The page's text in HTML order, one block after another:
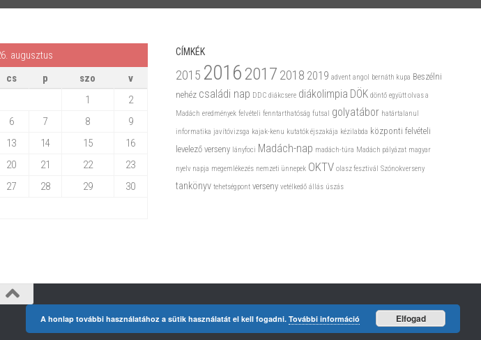
augusztus
cs p szo
v
1
2
6 7 8
9
13 14 15
16
20 21 22
23
27 28 29
30
CÍMKÉK
2015 20162017 2018 2019 advent angol bernáth kupa Beszélni
nehéz családi nap DDC diákcsere diákolimpia DÖK döntő együtt olvas a
Madách eredmények felvételi fenntarthatóság futsal golyatábor határtalanul
informatika javítóvizsga kajak-kenu kutatók éjszakája kézilabda központi felvételi
levelező verseny lányfoci Madách-nap madách-túra Madách pályázat magyar
nyelv napja megemlékezés nemzeti ünnepek OKTV olasz fesztivál Szónokverseny
tankönyv tehetségpont verseny vetélkedő állás úszás
A honlap további használatához a sütik használatát el kell fogadni. További információ Elfogad